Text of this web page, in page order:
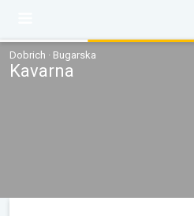
Dobrich · Bugarska
Kavarna